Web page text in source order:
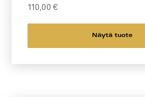
110,00 €
Näytä tuote